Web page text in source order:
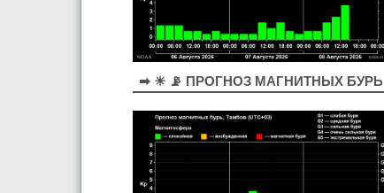
➡ ☀ 📡 ПРОГНОЗ МАГНИТНЫХ БУРЬ